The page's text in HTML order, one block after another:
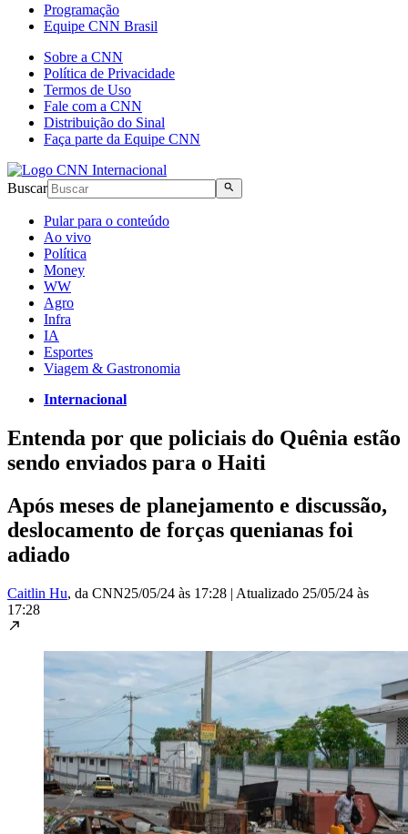
Programação
Equipe CNN Brasil
Sobre a CNN
Política de Privacidade
Termos de Uso
Fale com a CNN
Distribuição do Sinal
Faça parte da Equipe CNN
Buscar
Pular para o conteúdo
Ao vivo
Política
Money
WW
Agro
Infra
IA
Esportes
Viagem & Gastronomia
Internacional
Entenda por que policiais do Quênia estão
sendo enviados para o Haiti
Após meses de planejamento e discussão,
deslocamento de forças quenianas foi
adiado
Caitlin Hu, da CNN25/05/24 às 17:28 | Atualizado 25/05/24 às
17:28